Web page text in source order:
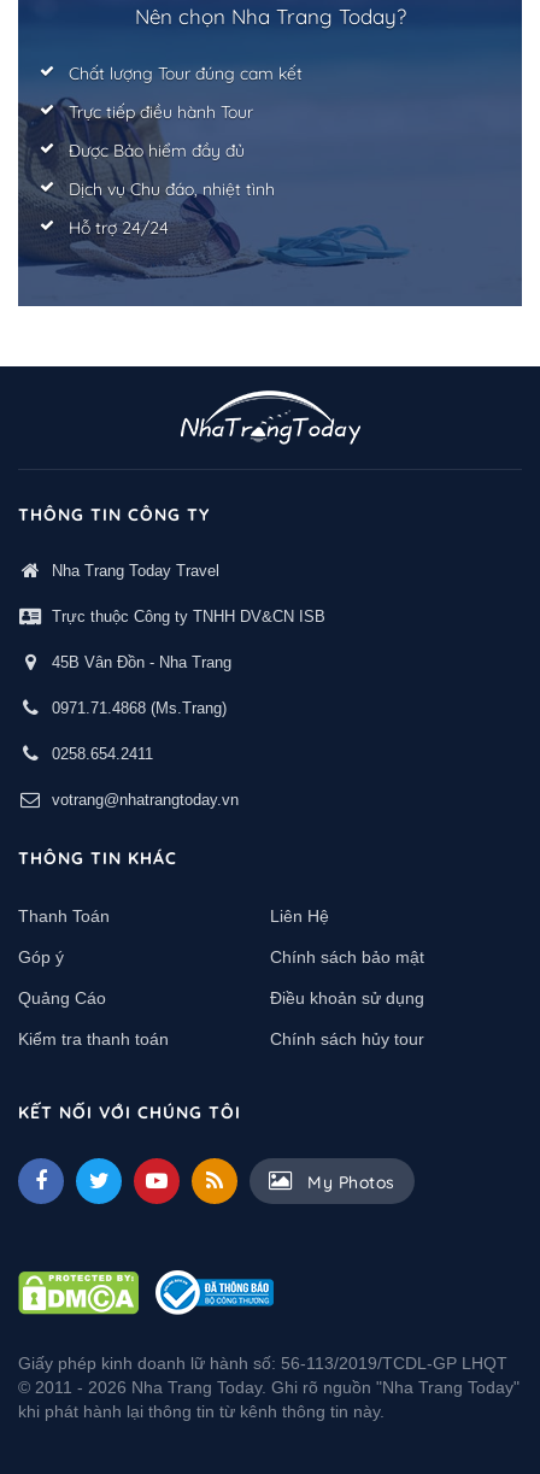
Nên chọn Nha Trang Today?
Chất lượng Tour đúng cam kết
Trực tiếp điều hành Tour
Được Bảo hiểm đầy đủ
Dịch vụ Chu đáo, nhiệt tình
Hỗ trợ 24/24
THÔNG TIN CÔNG TY
Nha Trang Today Travel
Trực thuộc Công ty TNHH DV&CN ISB
45B Vân Đồn - Nha Trang
0971.71.4868 (Ms.Trang)
0258.654.2411
votrang@nhatrangtoday.vn
THÔNG TIN KHÁC
Thanh Toán Liên Hệ
Góp ý Chính sách bảo mật
Quảng Cáo Điều khoản sử dụng
Kiểm tra thanh toán Chính sách hủy tour
KẾT NỐI VỚI CHÚNG TÔI
My Photos
Giấy phép kinh doanh lữ hành số: 56-113/2019/TCDL-GP LHQT
© 2011 - 2026 Nha Trang Today. Ghi rõ nguồn "Nha Trang Today"
khi phát hành lại thông tin từ kênh thông tin này.